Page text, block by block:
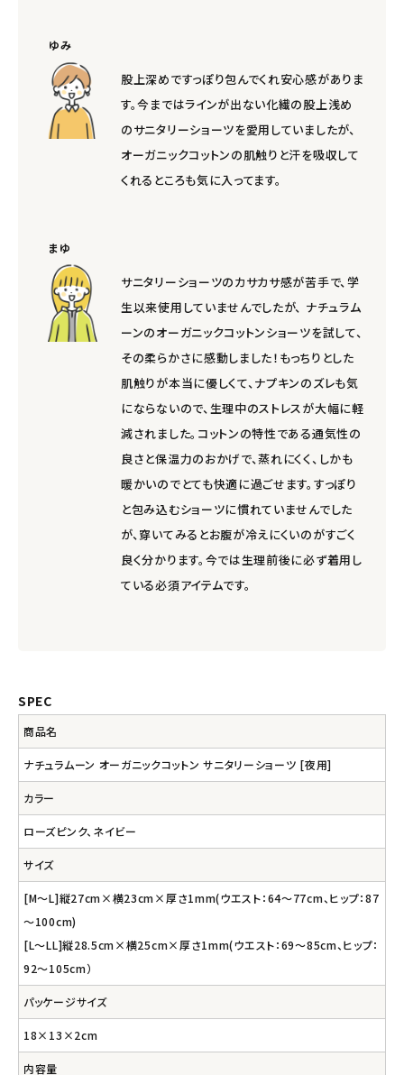
ゆみ
股上深めですっぽり包んでくれ安心感がありま
す。今まではラインが出ない化繊の股上浅め
のサニタリーショーツを愛用していましたが、
オーガニックコットンの肌触りと汗を吸収して
くれるところも気に入ってます。
まゆ
サニタリーショーツのカサカサ感が苦手で、学
生以来使用していませんでしたが、 ナチュラム
ーンのオーガニックコットンショーツを試して、
その柔らかさに感動しました！もっちりとした
肌触りが本当に優しくて、ナプキンのズレも気
にならないので、生理中のストレスが大幅に軽
減されました。コットンの特性である通気性の
良さと保温力のおかげで、蒸れにくく、しかも
暖かいのでとても快適に過ごせます。すっぽり
と包み込むショーツに慣れていませんでした
が、穿いてみるとお腹が冷えにくいのがすごく
良く分かります。今では生理前後に必ず着用し
ている必須アイテムです。
SPEC
商品名
ナチュラムーン オーガニックコットン サニタリーショーツ [夜用]
カラー
ローズピンク、ネイビー
サイズ
[M～L]縦27cm×横23cm×厚さ1mm(ウエスト：64～77cm、ヒップ：87
～100cm)
[L～LL]縦28.5cm×横25cm×厚さ1mm(ウエスト：69～85cm、ヒップ：
92～105cm）
パッケージサイズ
18×13×2cm
内容量